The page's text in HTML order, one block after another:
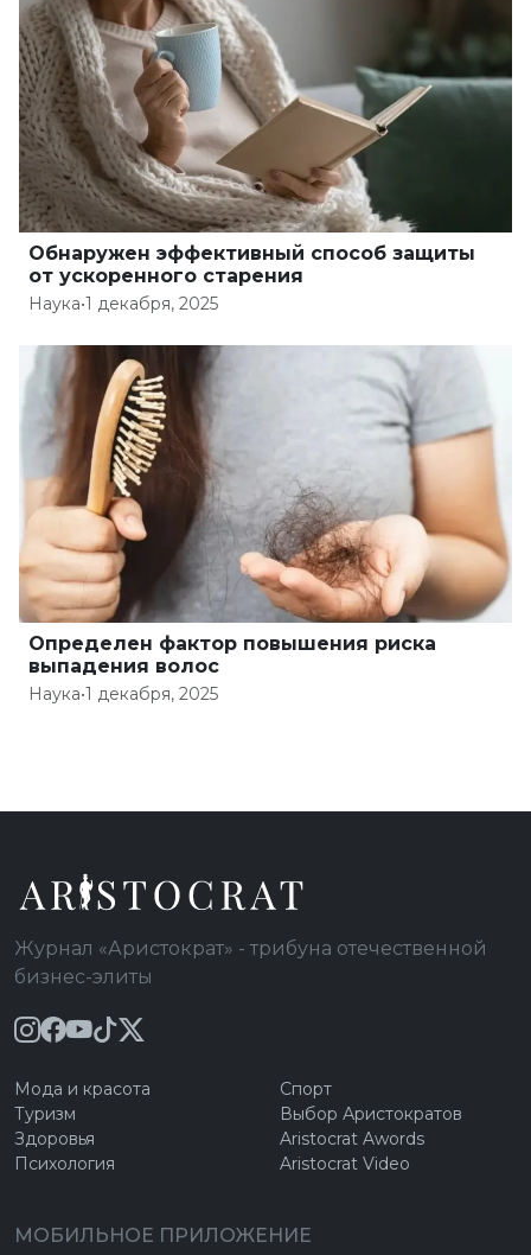
Обнаружен эффективный способ защиты
от ускоренного старения
Наука•1 декабря, 2025
Определен фактор повышения риска
выпадения волос
Наука•1 декабря, 2025
Журнал «Аристократ» - трибуна отечественной
бизнес-элиты
Мода и красота
Туризм
Здоровья
Психология
Спорт
Выбор Аристократов
Aristocrat Awords
Aristocrat Video
МОБИЛЬНОЕ ПРИЛОЖЕНИЕ